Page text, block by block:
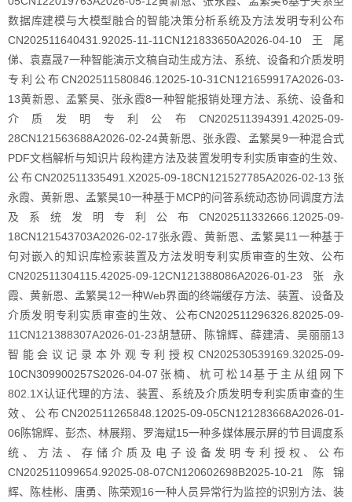
数据库建模与大模型融合的智能决策分析系统及方法发明专利公布
CN202511640431.92025-11-11CN121833650A2026-04-10王尾
俤、袁嘉晟7一种智能演示文稿自动生成方法、系统、设备和介质发明
专利公布CN202511580846.12025-10-31CN121659917A2026-03-
13黄新恩、孟繁昊、张永霞8一种智能报销处理方法、系统、设备和
介质发明专利公布CN202511394391.42025-09-
28CN121563688A2026-02-24黄新恩、张永霞、孟繁昊9一种混合式
PDF文档解析与知识片段构建方法及装置发明专利实质审查的生效、
公布CN202511335491.X2025-09-18CN121527785A2026-02-13张
永霞、黄新恩、孟繁昊10一种基于MCP的问答系统动态协同调度方法
及系统发明专利公布CN202511332666.12025-09-
18CN121543703A2026-02-17张永霞、黄新恩、孟繁昊11一种基于
句对嵌入的知识库检索装置及方法发明专利实质审查的生效、公布
CN202511304115.42025-09-12CN121388086A2026-01-23张永
霞、黄新恩、孟繁昊12一种Web界面的终端缓存方法、装置、设备及
介质发明专利实质审查的生效、公布CN202511296326.82025-09-
11CN121388307A2026-01-23胡慧研、陈锦辉、薛建清、吴丽丽13
智能会议记录本外观专利授权CN202530539169.32025-09-
10CN309900257S2026-04-07张楠、杭可松14基于主从组网下
802.1X认证代理的方法、装置、系统及介质发明专利实质审查的生
效、公布CN202511265848.12025-09-05CN121283668A2026-01-
06陈锦辉、彭杰、林展翔、罗海斌15一种多媒体展示屏的节目调度系
统、方法、存储介质及电子设备发明专利授权、公布
CN202511099654.92025-08-07CN120602698B2025-10-21陈锦
辉、陈桂彬、唐勇、陈荣观16一种人员异常行为监控的识别方法、装